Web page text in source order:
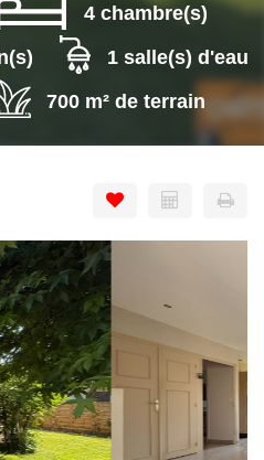
4 chambre(s)
1 salle(s) d'eau
700 m² de terrain